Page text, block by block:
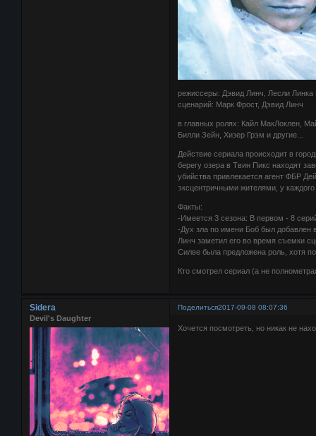
режиссеры: Дэвид Линч, Лесли Линка
сценарий: Марк Фрост, Дэвид Линч
в главных ролях: Кайл МакЛоклен,
Билли Зейн, Хизер Грэм и другие...
Действие сериала происходит в
берегу озера в Твин Пикс находят
убийства привлекается агент ФБР
эксцентричными жителями, у
Факты:
-Имеется 3 сезона: В первом - 8
-Дух зла по имени Боб был добавлен
Линч заметил его во время съемки
Силве была предложена роль, хотя
Кто смотрел сериал (а не
Поделиться2017-09-08 08:07:36
Sidera
Devil's Daughter
Хочется посмотреть, но никак не